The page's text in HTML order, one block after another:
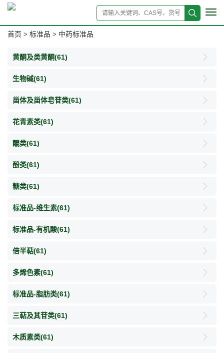
首页 > 标准品 > 中药标准品
黄酮及类黄酮(61)
生物碱(61)
甾体及甾体皂苷类(61)
花青素类(61)
醌类(61)
酚类(61)
糖类(61)
标准品-维生素(61)
标准品-有机酸(61)
倍半萜(61)
多烯色素(61)
标准品-脂肪类(61)
三萜及其苷类(61)
木质素类(61)